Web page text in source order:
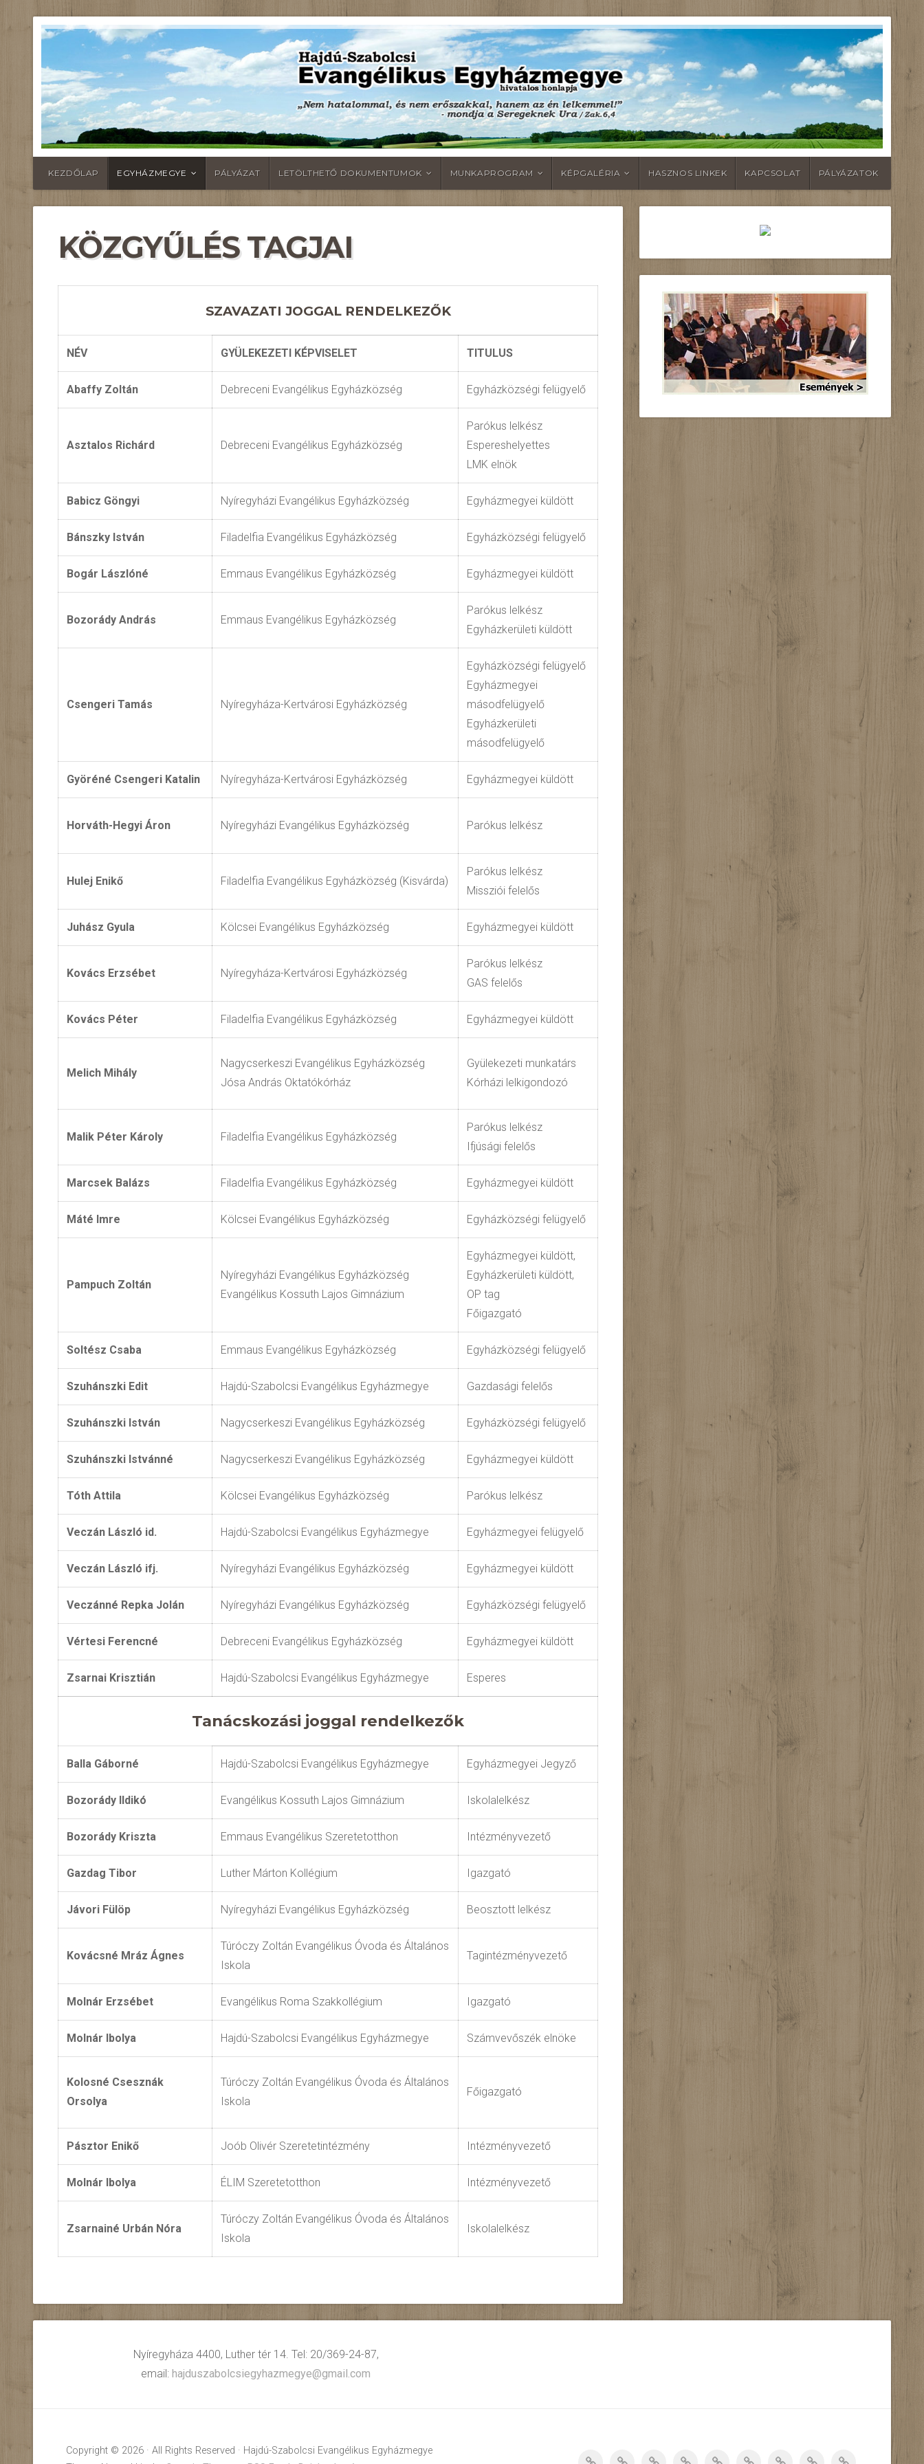
KEZDŐLAP EGYHÁZMEGYE PÁLYÁZAT LETÖLTHETŐ DOKUMENTUMOK MUNKAPROGRAM KÉPGALÉRIA HASZNOS LINKEK KAPCSOLAT PÁLYÁZATOK
KÖZGYŰLÉS TAGJAI
SZAVAZATI JOGGAL RENDELKEZŐK
NÉV GYÜLEKEZETI KÉPVISELET TITULUS
Abaffy Zoltán Debreceni Evangélikus Egyházközség Egyházközségi felügyelő
Asztalos Richárd Debreceni Evangélikus Egyházközség
Parókus lelkész
Espereshelyettes
LMK elnök
Babicz Göngyi Nyíregyházi Evangélikus Egyházközség Egyházmegyei küldött
Bánszky István Filadelfia Evangélikus Egyházközség Egyházközségi felügyelő
Bogár Lászlóné Emmaus Evangélikus Egyházközség Egyházmegyei küldött
Bozorády András Emmaus Evangélikus Egyházközség
Parókus lelkész
Egyházkerületi küldött
Csengeri Tamás Nyíregyháza-Kertvárosi Egyházközség
Egyházközségi felügyelő
Egyházmegyei
másodfelügyelő
Egyházkerületi
másodfelügyelő
Györéné Csengeri Katalin Nyíregyháza-Kertvárosi Egyházközség Egyházmegyei küldött
Horváth-Hegyi Áron Nyíregyházi Evangélikus Egyházközség Parókus lelkész
Hulej Enikő Filadelfia Evangélikus Egyházközség (Kisvárda)
Parókus lelkész
Missziói felelős
Juhász Gyula Kölcsei Evangélikus Egyházközség Egyházmegyei küldött
Kovács Erzsébet Nyíregyháza-Kertvárosi Egyházközség
Parókus lelkész
GAS felelős
Kovács Péter Filadelfia Evangélikus Egyházközség Egyházmegyei küldött
Melich Mihály
Nagycserkeszi Evangélikus Egyházközség
Jósa András Oktatókórház
Gyülekezeti munkatárs
Kórházi lelkigondozó
Malik Péter Károly Filadelfia Evangélikus Egyházközség
Parókus lelkész
Ifjúsági felelős
Marcsek Balázs Filadelfia Evangélikus Egyházközség Egyházmegyei küldött
Máté Imre Kölcsei Evangélikus Egyházközség Egyházközségi felügyelő
Pampuch Zoltán
Nyíregyházi Evangélikus Egyházközség
Evangélikus Kossuth Lajos Gimnázium
Egyházmegyei küldött,
Egyházkerületi küldött,
OP tag
Főigazgató
Soltész Csaba Emmaus Evangélikus Egyházközség Egyházközségi felügyelő
Szuhánszki Edit Hajdú-Szabolcsi Evangélikus Egyházmegye Gazdasági felelős
Szuhánszki István Nagycserkeszi Evangélikus Egyházközség Egyházközségi felügyelő
Szuhánszki Istvánné Nagycserkeszi Evangélikus Egyházközség Egyházmegyei küldött
Tóth Attila Kölcsei Evangélikus Egyházközség Parókus lelkész
Veczán László id. Hajdú-Szabolcsi Evangélikus Egyházmegye Egyházmegyei felügyelő
Veczán László ifj. Nyíregyházi Evangélikus Egyházközség Egyházmegyei küldött
Veczánné Repka Jolán Nyíregyházi Evangélikus Egyházközség Egyházközségi felügyelő
Vértesi Ferencné Debreceni Evangélikus Egyházközség Egyházmegyei küldött
Zsarnai Krisztián Hajdú-Szabolcsi Evangélikus Egyházmegye Esperes
Tanácskozási joggal rendelkezők
Balla Gáborné Hajdú-Szabolcsi Evangélikus Egyházmegye Egyházmegyei Jegyző
Bozorády Ildikó Evangélikus Kossuth Lajos Gimnázium Iskolalelkész
Bozorády Kriszta Emmaus Evangélikus Szeretetotthon Intézményvezető
Gazdag Tibor Luther Márton Kollégium Igazgató
Jávori Fülöp Nyíregyházi Evangélikus Egyházközség Beosztott lelkész
Kovácsné Mráz Ágnes
Túróczy Zoltán Evangélikus Óvoda és Általános
Iskola
Tagintézményvezető
Molnár Erzsébet Evangélikus Roma Szakkollégium Igazgató
Molnár Ibolya Hajdú-Szabolcsi Evangélikus Egyházmegye Számvevőszék elnöke
Kolosné Csesznák
Orsolya
Túróczy Zoltán Evangélikus Óvoda és Általános
Iskola
Főigazgató
Pásztor Enikő Joób Olivér Szeretetintézmény Intézményvezető
Molnár Ibolya ÉLIM Szeretetotthon Intézményvezető
Zsarnainé Urbán Nóra
Túróczy Zoltán Evangélikus Óvoda és Általános
Iskola
Iskolalelkész
Nyíregyháza 4400, Luther tér 14. Tel: 20/369-24-87,
email: hajduszabolcsiegyhazmegye@gmail.com
Copyright © 2026 · All Rights Reserved · Hajdú-Szabolcsi Evangélikus Egyházmegye